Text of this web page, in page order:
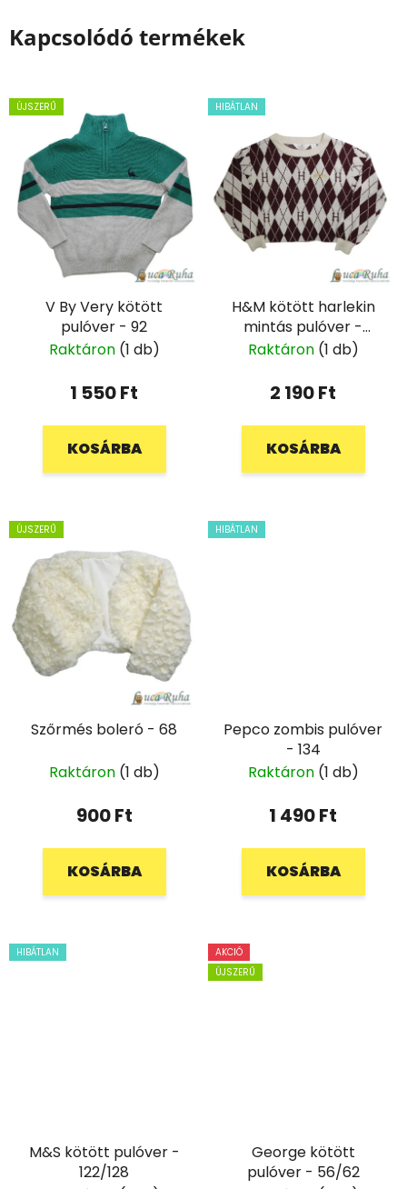
Kapcsolódó termékek
ÚJSZERŰ
V By Very kötött
pulóver - 92
Raktáron (1 db)
1 550 Ft
KOSÁRBA
HIBÁTLAN
H&M kötött harlekin
mintás pulóver -
146/152
Raktáron (1 db)
2 190 Ft
KOSÁRBA
ÚJSZERŰ
Szőrmés boleró - 68
Raktáron (1 db)
900 Ft
KOSÁRBA
HIBÁTLAN
Pepco zombis pulóver
- 134
Raktáron (1 db)
1 490 Ft
KOSÁRBA
HIBÁTLAN
M&S kötött pulóver -
122/128
AKCIÓ
ÚJSZERŰ
George kötött
pulóver - 56/62